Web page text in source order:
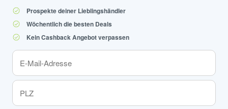
Prospekte deiner Lieblingshändler
Wöchentlich die besten Deals
Kein Cashback Angebot verpassen